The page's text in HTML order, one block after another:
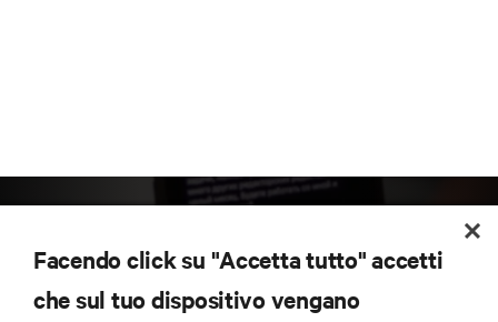
Facendo click su "Accetta tutto" accetti
che sul tuo dispositivo vengano